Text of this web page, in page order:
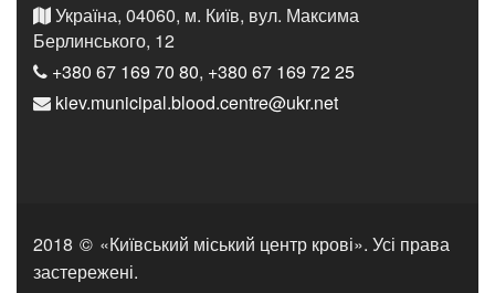
Україна, 04060, м. Київ, вул. Максима
Берлинського, 12
+380 67 169 70 80, +380 67 169 72 25
kiev.municipal.blood.centre@ukr.net
2018 © «Київський міський центр крові». Усі права
застережені.